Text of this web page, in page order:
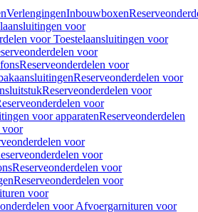
VerlengingenInbouwboxen
voor
voor Toestelaansluitingen voor
voor
Reserveonderdelen voor
Reserveonderdelen voor
Reserveonderdelen voor
voor
voor apparatenReserveonderdelen
voor
voor
voor
Reserveonderdelen voor
Reserveonderdelen voor
voor
voor Afvoergarnituren voor